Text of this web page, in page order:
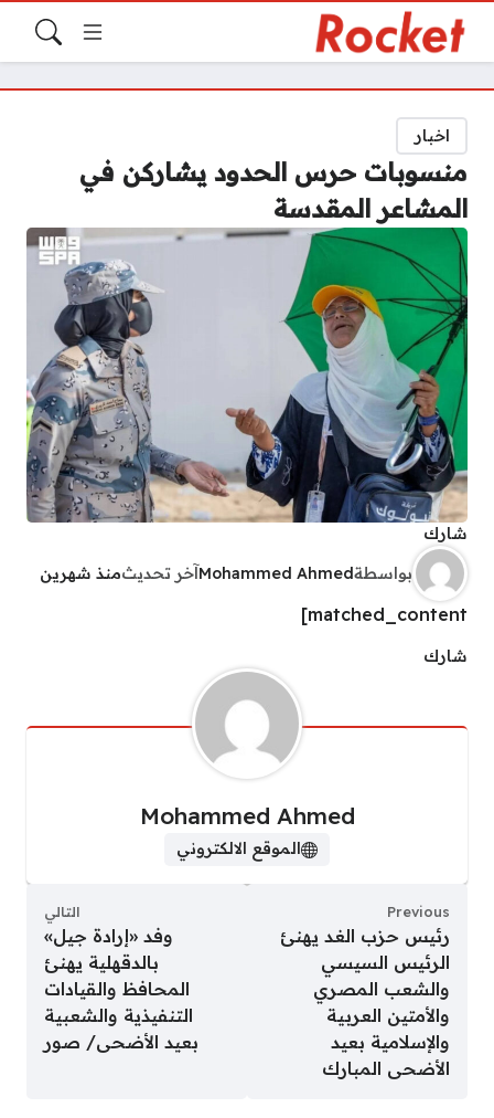
اخبار
منسوبات حرس الحدود يشاركن في
المشاعر المقدسة
شارك
بواسطةMohammed Ahmedآخر تحديثمنذ شهرين
matched_content]
شارك
Mohammed Ahmed
الموقع الالكتروني
Previous
رئيس حزب الغد يهنئ
الرئيس السيسي
والشعب المصري
والأمتين العربية
والإسلامية بعيد
الأضحى المبارك
التالي
وفد «إرادة جيل»
بالدقهلية يهنئ
المحافظ والقيادات
التنفيذية والشعبية
بعيد الأضحى/ صور